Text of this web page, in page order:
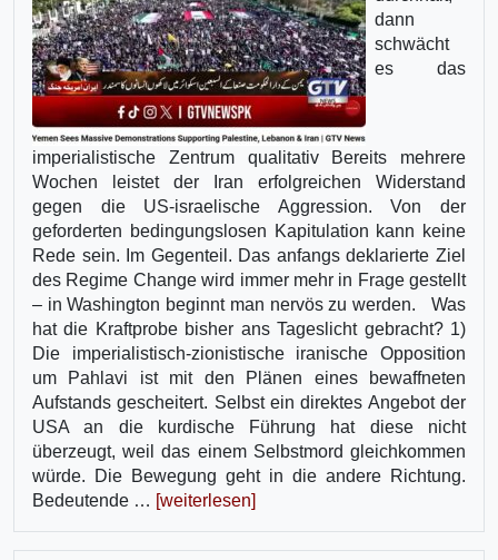
dann
schwächt
es das
imperialistische Zentrum qualitativ Bereits mehrere
Wochen leistet der Iran erfolgreichen Widerstand
gegen die US-israelische Aggression. Von der
geforderten bedingungslosen Kapitulation kann keine
Rede sein. Im Gegenteil. Das anfangs deklarierte Ziel
des Regime Change wird immer mehr in Frage gestellt
– in Washington beginnt man nervös zu werden. Was
hat die Kraftprobe bisher ans Tageslicht gebracht? 1)
Die imperialistisch-zionistische iranische Opposition
um Pahlavi ist mit den Plänen eines bewaffneten
Aufstands gescheitert. Selbst ein direktes Angebot der
USA an die kurdische Führung hat diese nicht
überzeugt, weil das einem Selbstmord gleichkommen
würde. Die Bewegung geht in die andere Richtung.
Bedeutende … [weiterlesen]